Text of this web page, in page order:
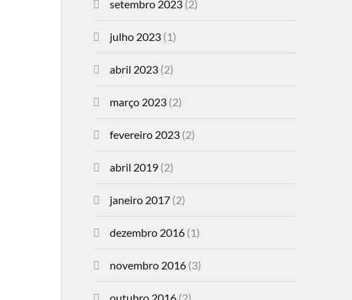
setembro 2023(2)
julho 2023(1)
abril 2023(2)
março 2023(2)
fevereiro 2023(2)
abril 2019(2)
janeiro 2017(2)
dezembro 2016(1)
novembro 2016(3)